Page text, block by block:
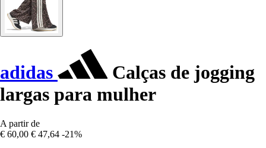
adidas
Calças de jogging
largas para mulher
A partir de
€ 60,00 € 47,64 -21%